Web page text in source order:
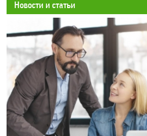
Новости и статьи